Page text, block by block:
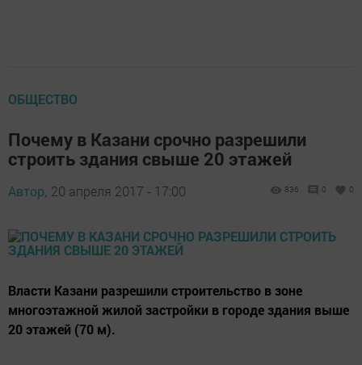
ОБЩЕСТВО
Почему в Казани срочно разрешили
строить здания свыше 20 этажей
Автор, 20 апреля 2017 - 17:00 836 0 0
Власти Казани разрешили строительство в зоне
многоэтажной жилой застройки в городе здания выше
20 этажей (70 м).